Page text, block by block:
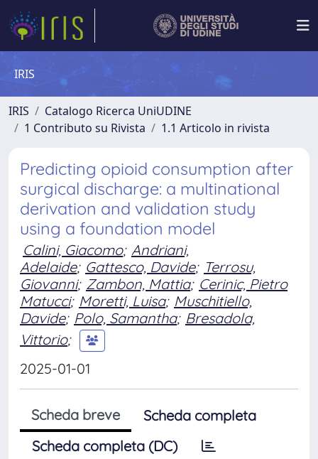
IRIS
IRIS
Catalogo Ricerca UniUDINE
1 Contributo su Rivista
1.1 Articolo in rivista
Predicting opioid consumption after
surgical discharge: a multinational
derivation and validation study
using a foundation model
Calini, Giacomo; Andriani,
Adelaide; Gattesco, Davide; Terrosu,
Giovanni; Zambon, Mattia; Cerinic, Pietro
Matucci; Moretti, Luisa; Muschitiello,
Davide; Polo, Samantha; Bresadola,
Vittorio;
2025-01-01
Scheda breve
Scheda completa
Scheda completa (DC)